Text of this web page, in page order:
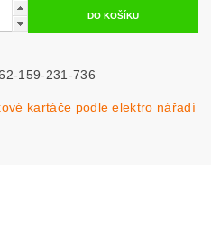
159-231-736
kartáče podle elektro nářadí